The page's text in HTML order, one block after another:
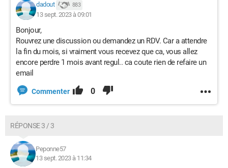
dadout 883
13 sept. 2023 à 09:01
Bonjour,
Rouvrez une discussion ou demandez un RDV. Car a attendre
la fin du mois, si vraiment vous recevez que ca, vous allez
encore perdre 1 mois avant regul.. ca coute rien de refaire un
email
Commenter 0
RÉPONSE 3 / 3
Peponne57
13 sept. 2023 à 11:34